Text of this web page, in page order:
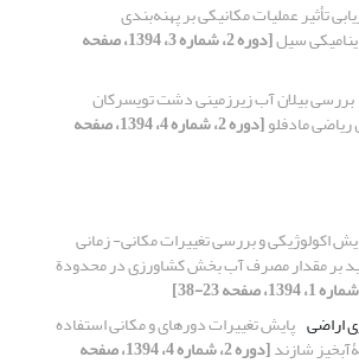
تأثیر عملیات مکانیکی بر پهنه‌بندی
سیل [دوره 2، شماره 3، 1394، صفحه
بررسی بیلان آب زیرزمینی دشت تویسرکان
مادفلو [دوره 2، شماره 4، 1394، صفحه
اکولوژیکی و بررسی تغییرات مکانی- زمانی
بر مقدار مصرف آب بخش کشاورزی در محدودة
اراضی پایش تغییرات دوره‏ای و مکانی استفاده
شازند [دوره 2، شماره 4، 1394، صفحه